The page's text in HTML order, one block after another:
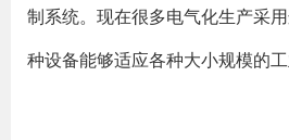
制系统。现在很多电气化生产采
种设备能够适应各种大小规模的工